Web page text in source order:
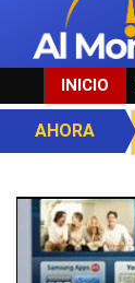
INICIO
AHORA